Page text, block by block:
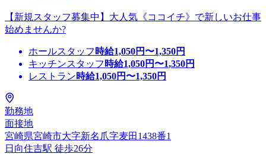
【新規スタッフ募集中】大人気《ココイチ》で新しいお仕事
始めませんか?
ホールスタッフ 時給1,050円〜1,350円
キッチンスタッフ 時給1,050円〜1,350円
レストラン時給1,050円〜1,350円
勤務地
面接地
宮崎県宮崎市大字新名爪字麦田1438番1
日向住吉駅 徒歩26分